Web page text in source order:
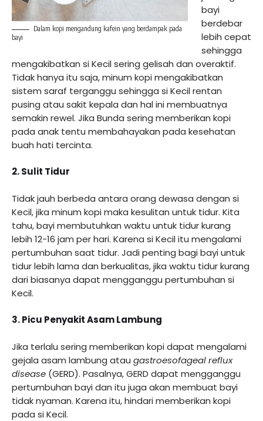
Dalam kopi mengandung kafein yang berdampak pada
bayi
bayi
berdebar
lebih cepat
sehingga
mengakibatkan si Kecil sering gelisah dan overaktif.
Tidak hanya itu saja, minum kopi mengakibatkan
sistem saraf terganggu sehingga si Kecil rentan
pusing atau sakit kepala dan hal ini membuatnya
semakin rewel. Jika Bunda sering memberikan kopi
pada anak tentu membahayakan pada kesehatan
buah hati tercinta.
2. Sulit Tidur
Tidak jauh berbeda antara orang dewasa dengan si
Kecil, jika minum kopi maka kesulitan untuk tidur. Kita
tahu, bayi membutuhkan waktu untuk tidur kurang
lebih 12-16 jam per hari. Karena si Kecil itu mengalami
pertumbuhan saat tidur. Jadi penting bagi bayi untuk
tidur lebih lama dan berkualitas, jika waktu tidur kurang
dari biasanya dapat mengganggu pertumbuhan si
Kecil.
3. Picu Penyakit Asam Lambung
Jika terlalu sering memberikan kopi dapat mengalami
gejala asam lambung atau gastroesofagealreflux
disease (GERD). Pasalnya, GERD dapat mengganggu
pertumbuhan bayi dan itu juga akan membuat bayi
tidak nyaman. Karena itu, hindari memberikan kopi
pada si Kecil.